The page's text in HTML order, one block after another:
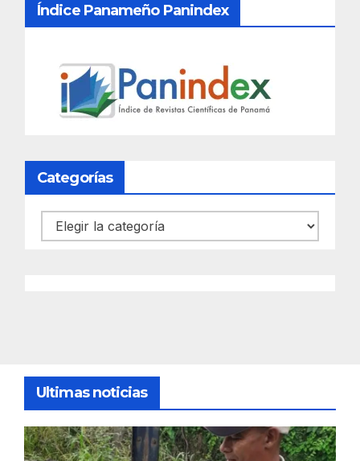
Índice Panameño Panindex
Categorías
Categorías
Ultimas noticias